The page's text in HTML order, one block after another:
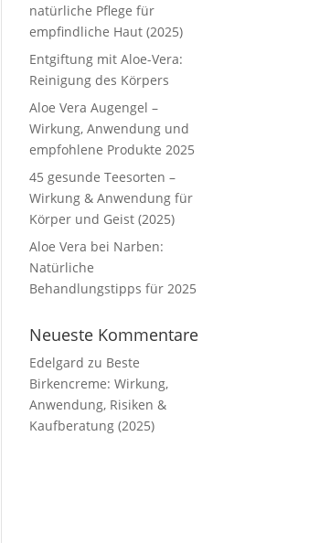
natürliche Pflege für
empfindliche Haut (2025)
Entgiftung mit Aloe-Vera:
Reinigung des Körpers
Aloe Vera Augengel –
Wirkung, Anwendung und
empfohlene Produkte 2025
45 gesunde Teesorten –
Wirkung & Anwendung für
Körper und Geist (2025)
Aloe Vera bei Narben:
Natürliche
Behandlungstipps für 2025
Neueste Kommentare
Edelgard zu Beste
Birkencreme: Wirkung,
Anwendung, Risiken &
Kaufberatung (2025)